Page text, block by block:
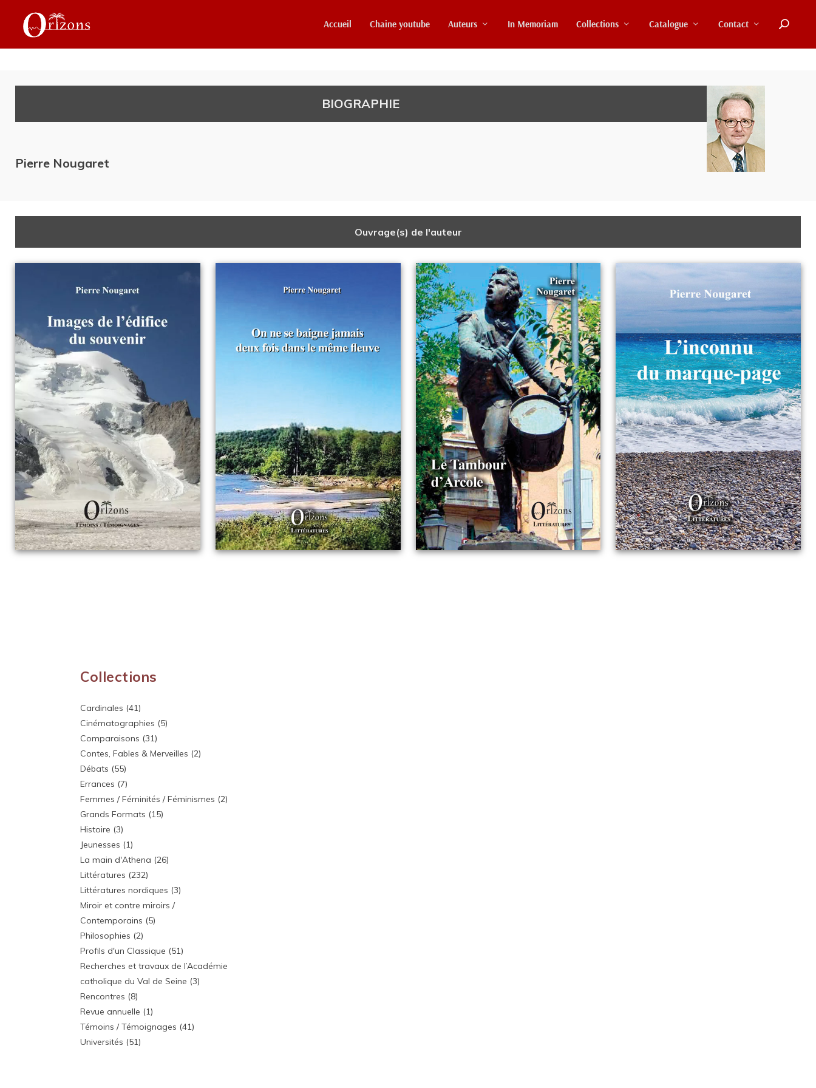
Accueil Chaine youtube Auteurs In Memoriam Collections Catalogue Contact
BIOGRAPHIE
Pierre Nougaret
Ouvrage(s) de l'auteur
Collections
Cardinales (41)
Cinématographies (5)
Comparaisons (31)
Contes, Fables & Merveilles (2)
Débats (55)
Errances (7)
Femmes / Féminités / Féminismes (2)
Grands Formats (15)
Histoire (3)
Jeunesses (1)
La main d'Athena (26)
Littératures (232)
Littératures nordiques (3)
Miroir et contre miroirs /
Contemporains (5)
Philosophies (2)
Profils d'un Classique (51)
Recherches et travaux de l’Académie
catholique du Val de Seine (3)
Rencontres (8)
Revue annuelle (1)
Témoins / Témoignages (41)
Universités (51)